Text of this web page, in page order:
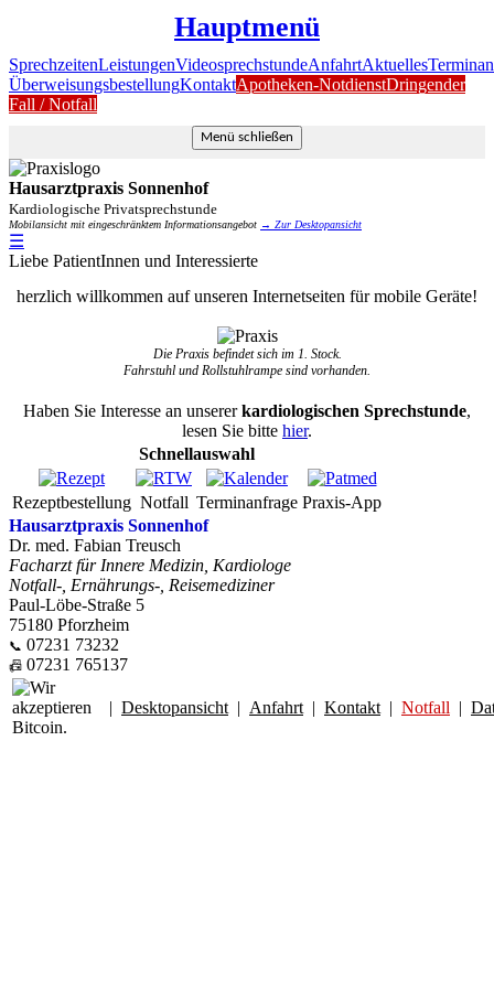
Hauptmenü
SprechzeitenLeistungenVideosprechstundeAnfahrtAktuelles
ÜberweisungsbestellungKontaktApotheken-NotdienstDringender
Fall / Notfall
Menü schließen
Hausarztpraxis Sonnenhof
Kardiologische Privatsprechstunde
Mobilansicht mit eingeschränktem Informationsangebot → Zur Desktopansicht
☰
Liebe PatientInnen und Interessierte
herzlich willkommen auf unseren Internetseiten für mobile Geräte!
Die Praxis befindet sich im 1. Stock.
Fahrstuhl und Rollstuhlrampe sind vorhanden.
Haben Sie Interesse an unsererkardiologischen Sprechstunde,
lesen Sie bitte hier.
Schnellauswahl
Rezeptbestellung Notfall Terminanfrage Praxis-App
Hausarztpraxis Sonnenhof
Dr. med. Fabian Treusch
Facharzt für Innere Medizin, Kardiologe
Notfall-, Ernährungs-, Reisemediziner
Paul-Löbe-Straße 5
75180 Pforzheim
📞 07231 73232
📠 07231 765137
| Desktopansicht | Anfahrt | Kontakt | Notfall |